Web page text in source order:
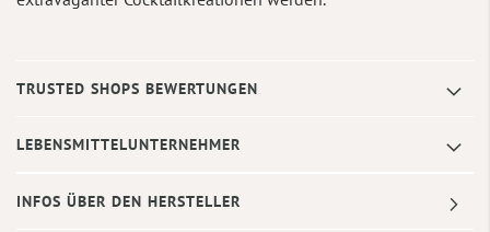
TRUSTED SHOPS BEWERTUNGEN
LEBENSMITTELUNTERNEHMER
INFOS ÜBER DEN HERSTELLER